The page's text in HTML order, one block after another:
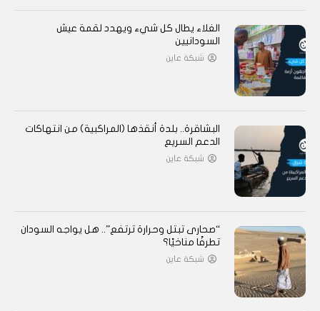
الغلاء يطال كل شيء ويهدد لقمة عيش
السودانيين
شبكة عاين
البشاقرة.. بلدة أنقذها (المراكبية) من انتهاكات
الدعم السريع
شبكة عاين
“صحارى تبتل وحرارة ترتفع”.. هل يواجه السودان
تطرفًا مناخيًا؟
شبكة عاين